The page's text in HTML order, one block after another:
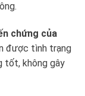
chứng của
được tình trạng
tốt, không gây